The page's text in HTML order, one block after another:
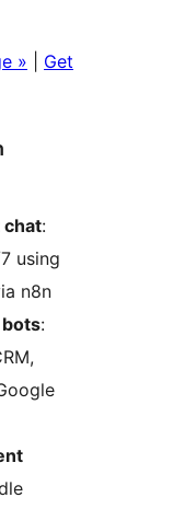
»
Get
chat:
using
n8n
bots: